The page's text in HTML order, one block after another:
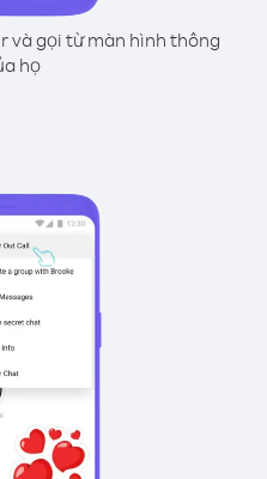
và gọi từ màn hình thông
họ